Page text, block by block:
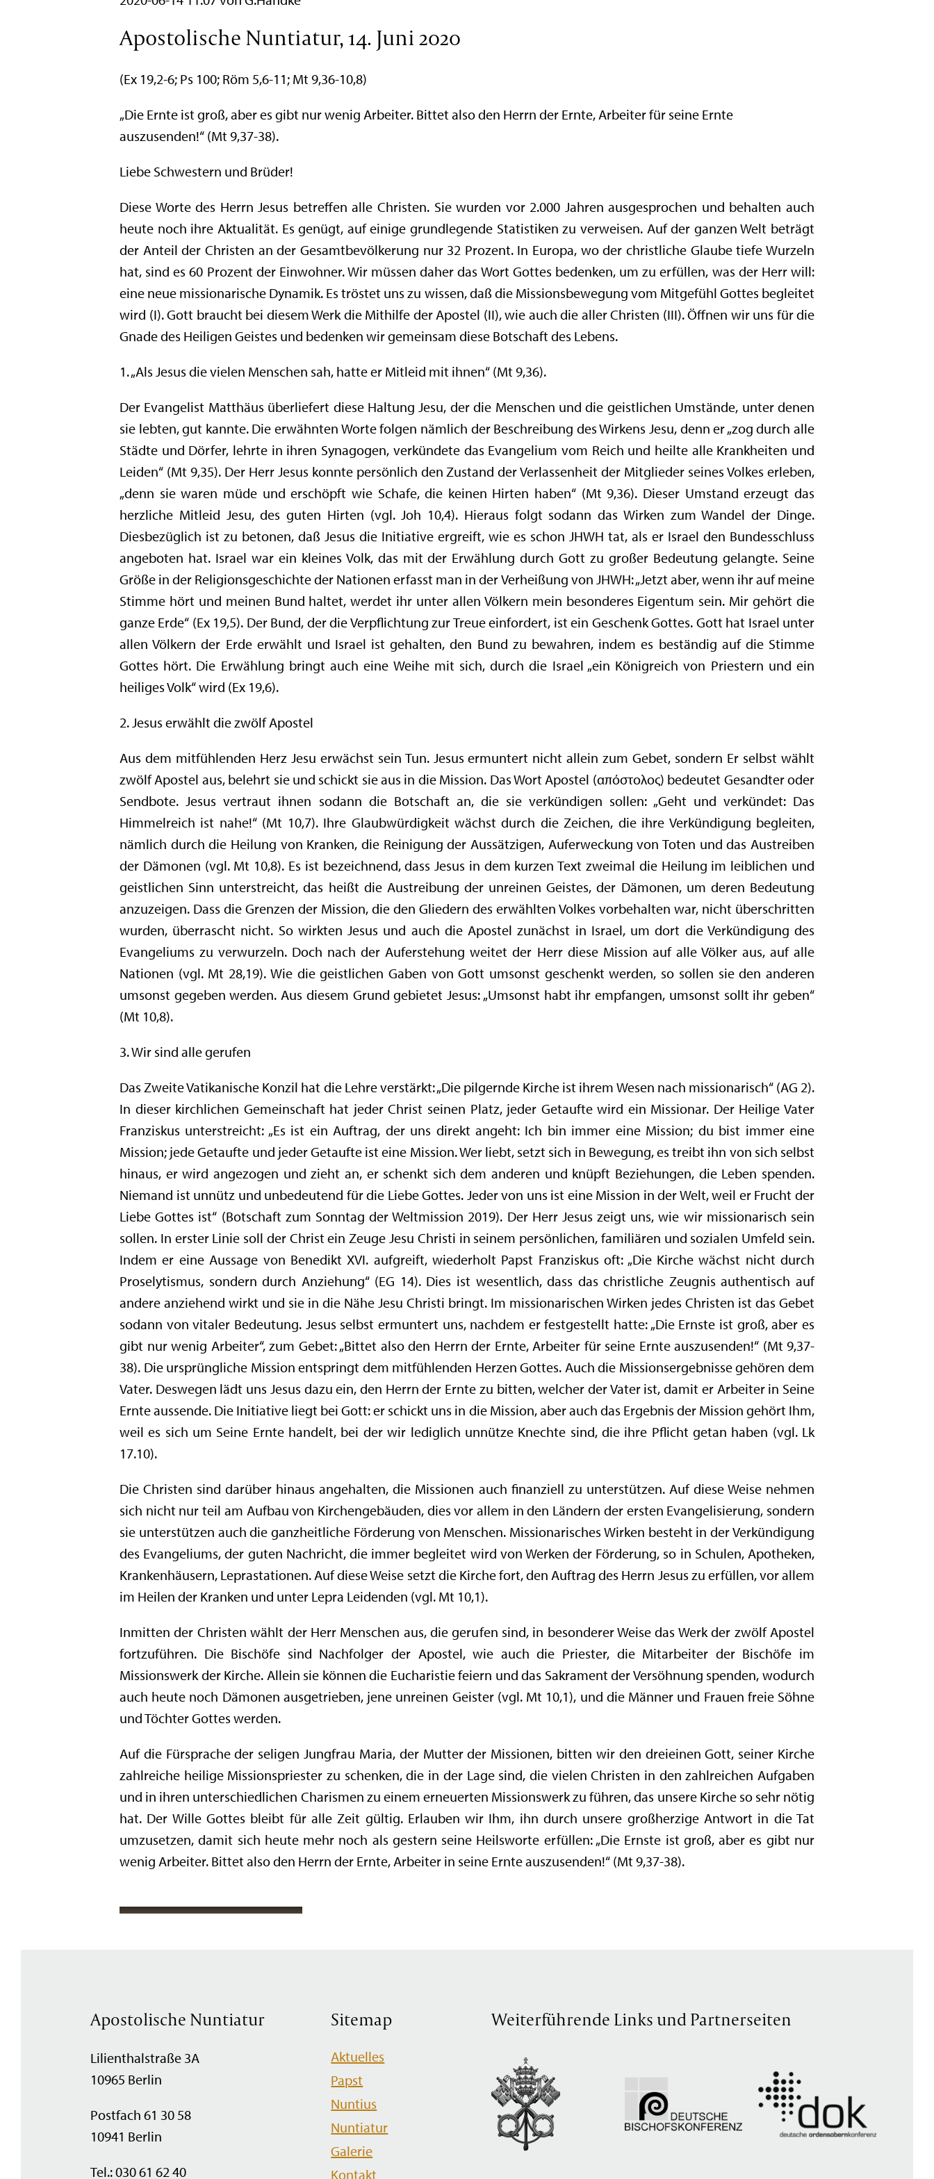
Apostolische Nuntiatur, 14. Juni 2020
(Ex 19,2-6; Ps 100; Röm 5,6-11; Mt 9,36-10,8)
„Die Ernte ist groß, aber es gibt nur wenig Arbeiter. Bittet also den Herrn der Ernte, Arbeiter für seine Ernte
auszusenden!“ (Mt 9,37-38).
Liebe Schwestern und Brüder!
Diese Worte des Herrn Jesus betreffen alle Christen. Sie wurden vor 2.000 Jahren ausgesprochen und behalten auch
heute noch ihre Aktualität. Es genügt, auf einige grundlegende Statistiken zu verweisen. Auf der ganzen Welt beträgt
der Anteil der Christen an der Gesamtbevölkerung nur 32 Prozent. In Europa, wo der christliche Glaube tiefe Wurzeln
hat, sind es 60 Prozent der Einwohner. Wir müssen daher das Wort Gottes bedenken, um zu erfüllen, was der Herr will:
eine neue missionarische Dynamik. Es tröstet uns zu wissen, daß die Missionsbewegung vom Mitgefühl Gottes begleitet
wird (I). Gott braucht bei diesem Werk die Mithilfe der Apostel (II), wie auch die aller Christen (III). Öffnen wir uns für die
Gnade des Heiligen Geistes und bedenken wir gemeinsam diese Botschaft des Lebens.
1. „Als Jesus die vielen Menschen sah, hatte er Mitleid mit ihnen“ (Mt 9,36).
Der Evangelist Matthäus überliefert diese Haltung Jesu, der die Menschen und die geistlichen Umstände, unter denen
sie lebten, gut kannte. Die erwähnten Worte folgen nämlich der Beschreibung des Wirkens Jesu, denn er „zog durch alle
Städte und Dörfer, lehrte in ihren Synagogen, verkündete das Evangelium vom Reich und heilte alle Krankheiten und
Leiden“ (Mt 9,35). Der Herr Jesus konnte persönlich den Zustand der Verlassenheit der Mitglieder seines Volkes erleben,
„denn sie waren müde und erschöpft wie Schafe, die keinen Hirten haben“ (Mt 9,36). Dieser Umstand erzeugt das
herzliche Mitleid Jesu, des guten Hirten (vgl. Joh 10,4). Hieraus folgt sodann das Wirken zum Wandel der Dinge.
Diesbezüglich ist zu betonen, daß Jesus die Initiative ergreift, wie es schon JHWH tat, als er Israel den Bundesschluss
angeboten hat. Israel war ein kleines Volk, das mit der Erwählung durch Gott zu großer Bedeutung gelangte. Seine
Größe in der Religionsgeschichte der Nationen erfasst man in der Verheißung von JHWH: „Jetzt aber, wenn ihr auf meine
Stimme hört und meinen Bund haltet, werdet ihr unter allen Völkern mein besonderes Eigentum sein. Mir gehört die
ganze Erde“ (Ex 19,5). Der Bund, der die Verpflichtung zur Treue einfordert, ist ein Geschenk Gottes. Gott hat Israel unter
allen Völkern der Erde erwählt und Israel ist gehalten, den Bund zu bewahren, indem es beständig auf die Stimme
Gottes hört. Die Erwählung bringt auch eine Weihe mit sich, durch die Israel „ein Königreich von Priestern und ein
heiliges Volk“ wird (Ex 19,6).
2. Jesus erwählt die zwölf Apostel
Aus dem mitfühlenden Herz Jesu erwächst sein Tun. Jesus ermuntert nicht allein zum Gebet, sondern Er selbst wählt
zwölf Apostel aus, belehrt sie und schickt sie aus in die Mission. Das Wort Apostel (απόστολος) bedeutet Gesandter oder
Sendbote. Jesus vertraut ihnen sodann die Botschaft an, die sie verkündigen sollen: „Geht und verkündet: Das
Himmelreich ist nahe!“ (Mt 10,7). Ihre Glaubwürdigkeit wächst durch die Zeichen, die ihre Verkündigung begleiten,
nämlich durch die Heilung von Kranken, die Reinigung der Aussätzigen, Auferweckung von Toten und das Austreiben
der Dämonen (vgl. Mt 10,8). Es ist bezeichnend, dass Jesus in dem kurzen Text zweimal die Heilung im leiblichen und
geistlichen Sinn unterstreicht, das heißt die Austreibung der unreinen Geistes, der Dämonen, um deren Bedeutung
anzuzeigen. Dass die Grenzen der Mission, die den Gliedern des erwählten Volkes vorbehalten war, nicht überschritten
wurden, überrascht nicht. So wirkten Jesus und auch die Apostel zunächst in Israel, um dort die Verkündigung des
Evangeliums zu verwurzeln. Doch nach der Auferstehung weitet der Herr diese Mission auf alle Völker aus, auf alle
Nationen (vgl. Mt 28,19). Wie die geistlichen Gaben von Gott umsonst geschenkt werden, so sollen sie den anderen
umsonst gegeben werden. Aus diesem Grund gebietet Jesus: „Umsonst habt ihr empfangen, umsonst sollt ihr geben“
(Mt 10,8).
3. Wir sind alle gerufen
Das Zweite Vatikanische Konzil hat die Lehre verstärkt: „Die pilgernde Kirche ist ihrem Wesen nach missionarisch“ (AG 2).
In dieser kirchlichen Gemeinschaft hat jeder Christ seinen Platz, jeder Getaufte wird ein Missionar. Der Heilige Vater
Franziskus unterstreicht: „Es ist ein Auftrag, der uns direkt angeht: Ich bin immer eine Mission; du bist immer eine
Mission; jede Getaufte und jeder Getaufte ist eine Mission. Wer liebt, setzt sich in Bewegung, es treibt ihn von sich selbst
hinaus, er wird angezogen und zieht an, er schenkt sich dem anderen und knüpft Beziehungen, die Leben spenden.
Niemand ist unnütz und unbedeutend für die Liebe Gottes. Jeder von uns ist eine Mission in der Welt, weil er Frucht der
Liebe Gottes ist“ (Botschaft zum Sonntag der Weltmission 2019). Der Herr Jesus zeigt uns, wie wir missionarisch sein
sollen. In erster Linie soll der Christ ein Zeuge Jesu Christi in seinem persönlichen, familiären und sozialen Umfeld sein.
Indem er eine Aussage von Benedikt XVI. aufgreift, wiederholt Papst Franziskus oft: „Die Kirche wächst nicht durch
Proselytismus, sondern durch Anziehung“ (EG 14). Dies ist wesentlich, dass das christliche Zeugnis authentisch auf
andere anziehend wirkt und sie in die Nähe Jesu Christi bringt. Im missionarischen Wirken jedes Christen ist das Gebet
sodann von vitaler Bedeutung. Jesus selbst ermuntert uns, nachdem er festgestellt hatte: „Die Ernste ist groß, aber es
gibt nur wenig Arbeiter“, zum Gebet: „Bittet also den Herrn der Ernte, Arbeiter für seine Ernte auszusenden!“ (Mt 9,37-
38). Die ursprüngliche Mission entspringt dem mitfühlenden Herzen Gottes. Auch die Missionsergebnisse gehören dem
Vater. Deswegen lädt uns Jesus dazu ein, den Herrn der Ernte zu bitten, welcher der Vater ist, damit er Arbeiter in Seine
Ernte aussende. Die Initiative liegt bei Gott: er schickt uns in die Mission, aber auch das Ergebnis der Mission gehört Ihm,
weil es sich um Seine Ernte handelt, bei der wir lediglich unnütze Knechte sind, die ihre Pflicht getan haben (vgl. Lk
17.10).
Die Christen sind darüber hinaus angehalten, die Missionen auch finanziell zu unterstützen. Auf diese Weise nehmen
sich nicht nur teil am Aufbau von Kirchengebäuden, dies vor allem in den Ländern der ersten Evangelisierung, sondern
sie unterstützen auch die ganzheitliche Förderung von Menschen. Missionarisches Wirken besteht in der Verkündigung
des Evangeliums, der guten Nachricht, die immer begleitet wird von Werken der Förderung, so in Schulen, Apotheken,
Krankenhäusern, Leprastationen. Auf diese Weise setzt die Kirche fort, den Auftrag des Herrn Jesus zu erfüllen, vor allem
im Heilen der Kranken und unter Lepra Leidenden (vgl. Mt 10,1).
Inmitten der Christen wählt der Herr Menschen aus, die gerufen sind, in besonderer Weise das Werk der zwölf Apostel
fortzuführen. Die Bischöfe sind Nachfolger der Apostel, wie auch die Priester, die Mitarbeiter der Bischöfe im
Missionswerk der Kirche. Allein sie können die Eucharistie feiern und das Sakrament der Versöhnung spenden, wodurch
auch heute noch Dämonen ausgetrieben, jene unreinen Geister (vgl. Mt 10,1), und die Männer und Frauen freie Söhne
und Töchter Gottes werden.
Auf die Fürsprache der seligen Jungfrau Maria, der Mutter der Missionen, bitten wir den dreieinen Gott, seiner Kirche
zahlreiche heilige Missionspriester zu schenken, die in der Lage sind, die vielen Christen in den zahlreichen Aufgaben
und in ihren unterschiedlichen Charismen zu einem erneuerten Missionswerk zu führen, das unsere Kirche so sehr nötig
hat. Der Wille Gottes bleibt für alle Zeit gültig. Erlauben wir Ihm, ihn durch unsere großherzige Antwort in die Tat
umzusetzen, damit sich heute mehr noch als gestern seine Heilsworte erfüllen: „Die Ernste ist groß, aber es gibt nur
wenig Arbeiter. Bittet also den Herrn der Ernte, Arbeiter in seine Ernte auszusenden!“ (Mt 9,37-38).
Apostolische Nuntiatur
Lilienthalstraße 3A
10965 Berlin
Postfach 61 30 58
10941 Berlin
Tel.: 030 61 62 40
Sitemap
Navigation
überspringen
Aktuelles
Papst
Nuntius
Nuntiatur
Galerie
Kontakt
Weiterführende Links und Partnerseiten